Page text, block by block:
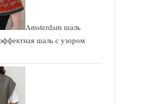
Amsterdam шаль
шаль с узором